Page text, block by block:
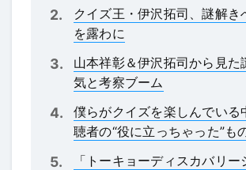
クイズ王・伊沢拓司、謎解き
を露わに
山本祥彰＆伊沢拓司から見た
気と考察ブーム
僕らがクイズを楽しんでいる
聴者の“役に立っちゃった”も
「トーキョーディスカバリー